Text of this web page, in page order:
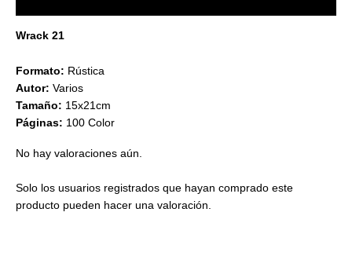
Wrack 21
Formato: Rústica
Autor: Varios
Tamaño: 15x21cm
Páginas: 100 Color
No hay valoraciones aún.
Solo los usuarios registrados que hayan comprado este
producto pueden hacer una valoración.